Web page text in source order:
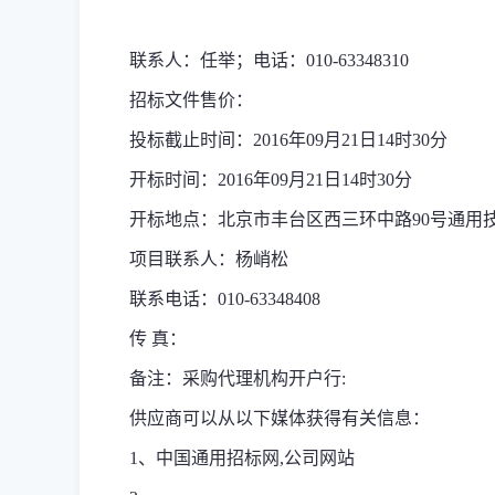
联系人：任举；电话： 010-63348310
招标文件售价：
投标截止时间： 2016年09月 21 日 14时30分
开标时间： 2016年09月 21 日 14时30分
开标地点：北京市丰台区西三环中路90号通用
项目联系人：杨峭松
联系电话： 010-63348408
传 真：
备注：采购代理机构开户行:
供应商可以从以下媒体获得有关信息：
1 、中国通用招标网 ,公司网站